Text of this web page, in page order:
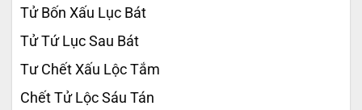
Tử Bốn Xấu Lục Bát
Tử Tứ Lục Sau Bát
Tư Chết Xấu Lộc Tắm
Chết Tử Lộc Sáu Tán